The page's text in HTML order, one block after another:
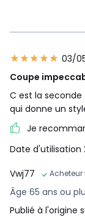
03/
Coupe
C est la
qui donne un
Je
Date d'utilisation
Vwj77
Acheteur
Âge 65 ans ou
Publié à l'origine